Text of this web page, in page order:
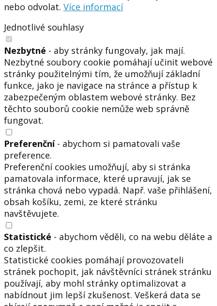
nebo odvolat. Více informací
Jednotlivé souhlasy
Nezbytné - aby stránky fungovaly, jak mají.
Nezbytné soubory cookie pomáhají učinit webové
stránky použitelnými tím, že umožňují základní
funkce, jako je navigace na stránce a přístup k
zabezpečeným oblastem webové stránky. Bez
těchto souborů cookie nemůže web správně
fungovat.
Preferenční- abychom si pamatovali vaše
preference.
Preferenční cookies umožňují, aby si stránka
pamatovala informace, které upravují, jak se
stránka chová nebo vypadá. Např. vaše přihlášení,
obsah košíku, zemi, ze které stránku
navštěvujete.
Statistické - abychom věděli, co na webu děláte a
co zlepšit.
Statistické cookies pomáhají provozovateli
stránek pochopit, jak návštěvníci stránek stránku
používají, aby mohl stránky optimalizovat a
nabídnout jim lepší zkušenost. Veškerá data se